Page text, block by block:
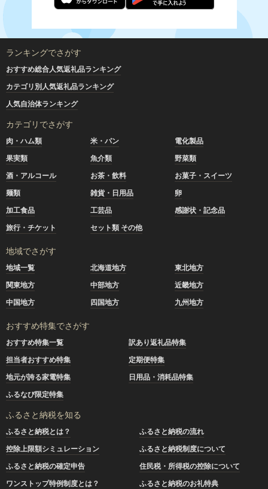
ランキングでさがす
おすすめ総合人気返礼品ランキング
カテゴリ別人気返礼品ランキング
人気自治体ランキング
カテゴリでさがす
肉・ハム類 米・パン
電化製品
果実類
魚介類
野菜類
酒・アルコール
お茶・飲料
お菓子・スイーツ
麺類
雑貨・日用品
卵
加工食品
工芸品
感謝状・記念品
旅行・チケット
セット類 その他
地域でさがす
地域一覧 北海道地方
東北地方
関東地方
中部地方
近畿地方
中国地方
四国地方 九州地方
おすすめ特集でさがす
おすすめ特集一覧
訳あり返礼品特集
担当者おすすめ特集
定期便特集
地元が誇る家電特集
日用品・消耗品特集
ふるなび限定特集
ふるさと納税を知る
ふるさと納税とは？
ふるさと納税の流れ
控除上限額シミュレーション
ふるさと納税制度について
ふるさと納税の確定申告
住民税・所得税の控除について
ワンストップ特例制度とは？
ふるさと納税のお礼特典